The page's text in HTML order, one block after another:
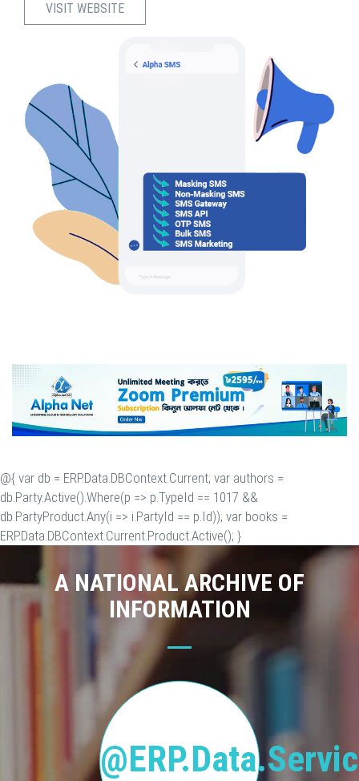
VISIT WEBSITE
@{ var db = ERP.Data.DBContext.Current; var authors =
db.Party.Active().Where(p => p.TypeId == 1017 &&
db.PartyProduct.Any(i => i.PartyId == p.Id)); var books =
ERP.Data.DBContext.Current.Product.Active(); }
A NATIONAL ARCHIVE OF
INFORMATION